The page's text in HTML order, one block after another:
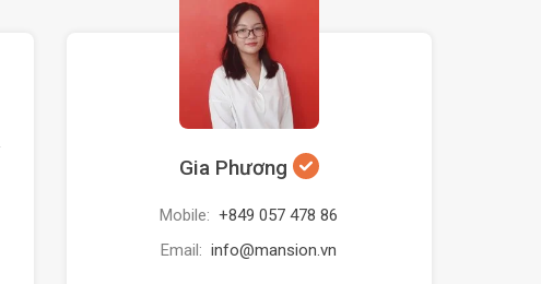
Gia Phương
Mobile: +849 057 478 86
Email: info@mansion.vn